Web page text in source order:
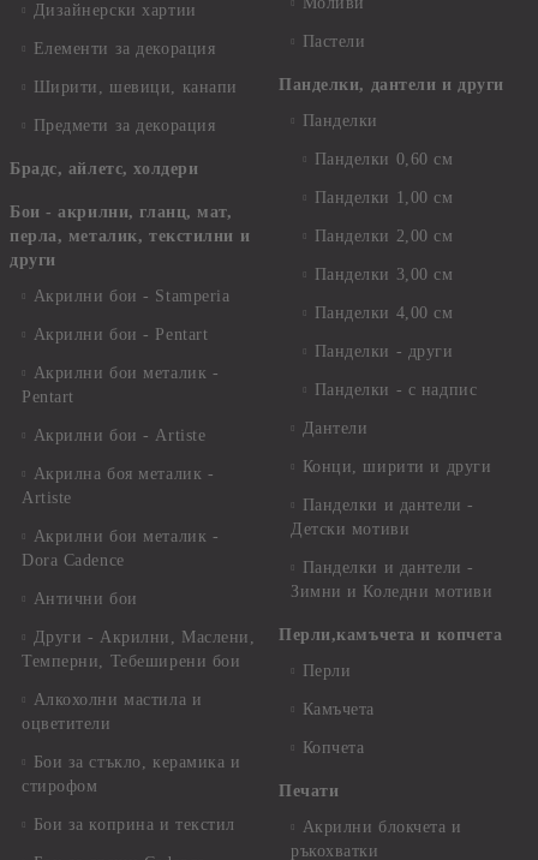
Дизайнерски хартии
Елементи за декорация
Ширити, шевици, канапи
Предмети за декорация
Брадс, айлетс, холдери
Бои - акрилни, гланц, мат,
перла, металик, текстилни и
други
Акрилни бои - Stamperia
Акрилни бои - Pentart
Акрилни бои металик -
Pentart
Акрилни бои - Artiste
Акрилна боя металик -
Artiste
Акрилни бои металик -
Dora Cadence
Антични бои
Други - Акрилни, Маслени,
Темперни, Тебеширени бои
Алкохолни мастила и
оцветители
Бои за стъкло, керамика и
стирофом
Бои за коприна и текстил
Пастели
Панделки, дантели и други
Панделки
Панделки 0,60 см
Панделки 1,00 см
Панделки 2,00 см
Панделки 3,00 см
Панделки 4,00 см
Панделки - други
Панделки - с надпис
Дантели
Конци, ширити и други
Панделки и дантели -
Детски мотиви
Панделки и дантели -
Зимни и Коледни мотиви
Перли,камъчета и копчета
Перли
Камъчета
Копчета
Печати
Акрилни блокчета и
ръкохватки